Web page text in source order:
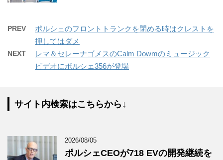
PREV
ポルシェのフロントトランクを閉める時はクレストを
押してはダメ
NEXT
レマ＆セレーナゴメスのCalm Dowmのミュージック
ビデオにポルシェ356が登場
サイト内検索はこちらから↓
2026/08/05
ポルシェCEOが718 EVの開発継続を